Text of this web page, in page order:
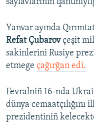
Yanvar ayında
Refat Çubarovçeşit
sakinlerini Rusiye
etmege çağırğan edi.
Fevralniñ 16-nda
dünya cemaatçılığını
prezidentiniñ